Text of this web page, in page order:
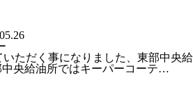
ただく事になりました、東部中央給
央給油所ではキーパーコーテ…